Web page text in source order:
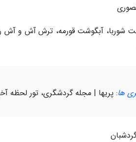
شوربا، آبگوشت قورمه، ترش آش و آش
ها: پریها | مجله گردشگری، تور لحظه